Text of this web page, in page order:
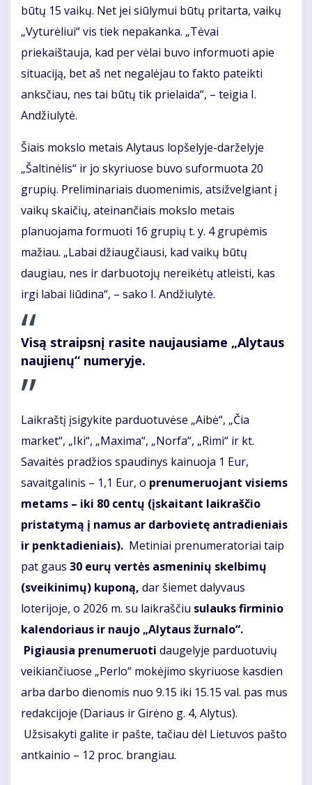
būtų 15 vaikų. Net jei siūlymui būtų pritarta, vaikų
„Vyturėliui“ vis tiek nepakanka. „Tėvai
priekaištauja, kad per vėlai buvo informuoti apie
situaciją, bet aš net negalėjau to fakto pateikti
anksčiau, nes tai būtų tik prielaida“, – teigia I.
Andžiulytė.
Šiais mokslo metais Alytaus lopšelyje-darželyje
„Šaltinėlis“ ir jo skyriuose buvo suformuota 20
grupių. Preliminariais duomenimis, atsižvelgiant į
vaikų skaičių, ateinančiais mokslo metais
planuojama formuoti 16 grupių t. y. 4 grupėmis
mažiau. „Labai džiaugčiausi, kad vaikų būtų
daugiau, nes ir darbuotojų nereikėtų atleisti, kas
irgi labai liūdina“, – sako I. Andžiulytė.
Visą straipsnį rasite naujausiame „Alytaus
naujienų“ numeryje.
Laikraštį įsigykite parduotuvėse „Aibė“, „Čia
market“, „Iki“, „Maxima“, „Norfa“, „Rimi“ ir kt.
Savaitės pradžios spaudinys kainuoja 1 Eur,
savaitgalinis – 1,1 Eur, o prenumeruojant visiems
metams – iki 80 centų (įskaitant laikraščio
pristatymą į namus ar darbovietę antradieniais
ir penktadieniais). Metiniai prenumeratoriai taip
pat gaus 30 eurų vertės asmeninių skelbimų
(sveikinimų) kuponą, dar šiemet dalyvaus
loterijoje, o 2026 m. su laikraščiu sulauks firminio
kalendoriaus ir naujo „Alytaus žurnalo“.
Pigiausia prenumeruoti daugelyje parduotuvių
veikiančiuose „Perlo“ mokėjimo skyriuose kasdien
arba darbo dienomis nuo 9.15 iki 15.15 val. pas mus
redakcijoje (Dariaus ir Girėno g. 4, Alytus).
Užsisakyti galite ir pašte, tačiau dėl Lietuvos pašto
antkainio – 12 proc. brangiau.